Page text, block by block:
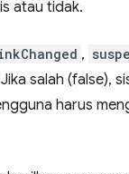
atau tidak.
,
salah (false),
harus